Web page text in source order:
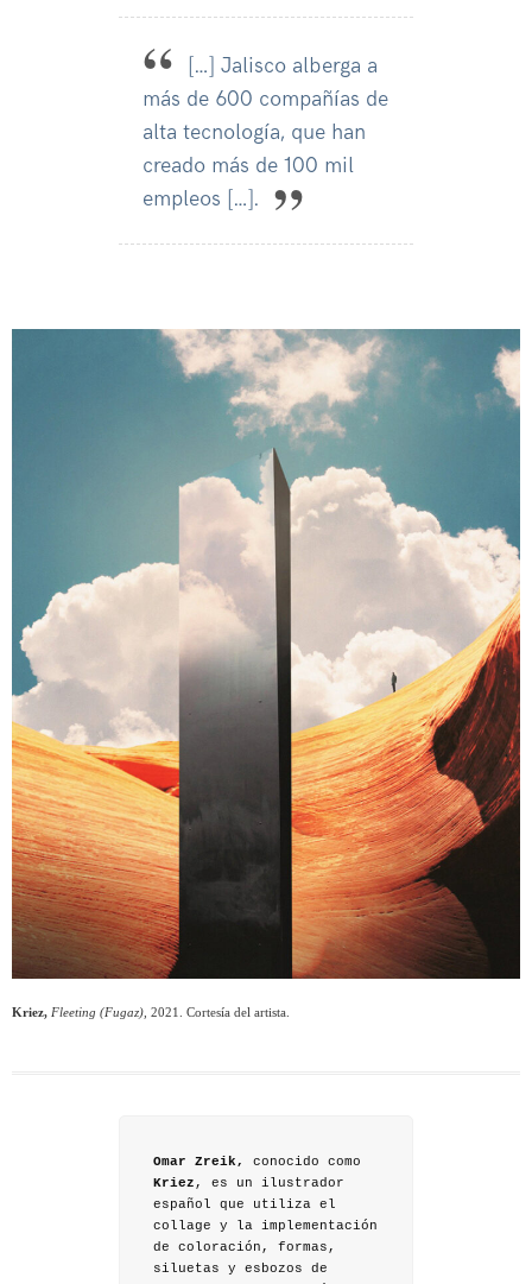
[…] Jalisco alberga a
más de 600 compañías de
alta tecnología, que han
creado más de 100 mil
empleos […].
Kriez, Fleeting (Fugaz), 2021. Cortesía del artista.
Omar Zreik,
conocido como
Kriez , es un ilustrador
español que utiliza el
collage y la implementación
de coloración, formas,
siluetas y esbozos de